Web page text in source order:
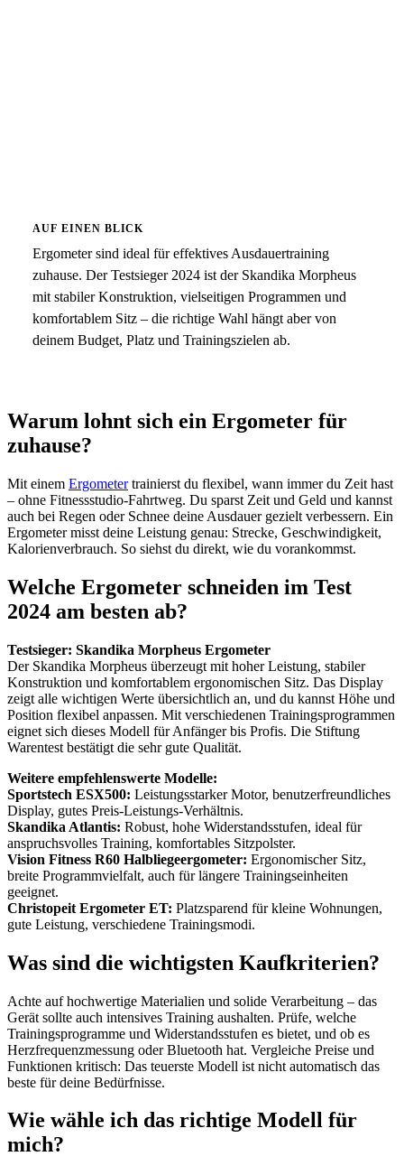
AUF EINEN BLICK
Ergometer sind ideal für effektives Ausdauertraining
zuhause. Der Testsieger 2024 ist der Skandika Morpheus
mit stabiler Konstruktion, vielseitigen Programmen und
komfortablem Sitz – die richtige Wahl hängt aber von
deinem Budget, Platz und Trainingszielen ab.
Warum lohnt sich ein Ergometer für
zuhause?
Mit einem Ergometertrainierst du flexibel, wann immer du Zeit hast
– ohne Fitnessstudio-Fahrtweg. Du sparst Zeit und Geld und kannst
auch bei Regen oder Schnee deine Ausdauer gezielt verbessern. Ein
Ergometer misst deine Leistung genau: Strecke, Geschwindigkeit,
Kalorienverbrauch. So siehst du direkt, wie du vorankommst.
Welche Ergometer schneiden im Test
2024 am besten ab?
Testsieger: Skandika Morpheus Ergometer
Der Skandika Morpheus überzeugt mit hoher Leistung, stabiler
Konstruktion und komfortablem ergonomischen Sitz. Das Display
zeigt alle wichtigen Werte übersichtlich an, und du kannst Höhe und
Position flexibel anpassen. Mit verschiedenen Trainingsprogrammen
eignet sich dieses Modell für Anfänger bis Profis. Die Stiftung
Warentest bestätigt die sehr gute Qualität.
Weitere empfehlenswerte Modelle:
Sportstech ESX500: Leistungsstarker Motor, benutzerfreundliches
Display, gutes Preis-Leistungs-Verhältnis.
Skandika Atlantis: Robust, hohe Widerstandsstufen, ideal für
anspruchsvolles Training, komfortables Sitzpolster.
Vision Fitness R60 Halbliegeergometer: Ergonomischer Sitz,
breite Programmvielfalt, auch für längere Trainingseinheiten
geeignet.
Christopeit Ergometer ET: Platzsparend für kleine Wohnungen,
gute Leistung, verschiedene Trainingsmodi.
Was sind die wichtigsten Kaufkriterien?
Achte auf hochwertige Materialien und solide Verarbeitung – das
Gerät sollte auch intensives Training aushalten. Prüfe, welche
Trainingsprogramme und Widerstandsstufen es bietet, und ob es
Herzfrequenzmessung oder Bluetooth hat. Vergleiche Preise und
Funktionen kritisch: Das teuerste Modell ist nicht automatisch das
beste für deine Bedürfnisse.
Wie wähle ich das richtige Modell für
mich?